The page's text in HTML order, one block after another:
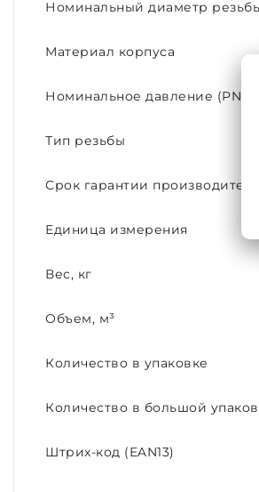
Номинальный диаметр
Материал корпуса
Номинальное давление (PN)
Тип резьбы
Срок гарантии производителя,
Единица измерения
Вес, кг
Объем, м³
Количество в упаковке
Количество в большой
Штрих-код (EAN13)